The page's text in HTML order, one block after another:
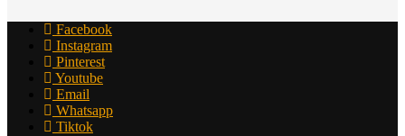
Facebook
Instagram
Pinterest
Youtube
Email
Whatsapp
Tiktok